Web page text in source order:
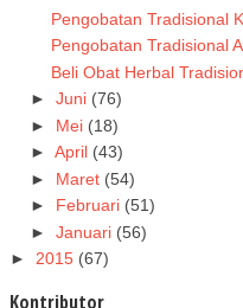
Pengobatan Tradisional
Pengobatan Tradisional
Beli Obat Herbal
► Juni (76)
► Mei (18)
► April (43)
► Maret (54)
► Februari (51)
► Januari (56)
► 2015 (67)
Kontributor